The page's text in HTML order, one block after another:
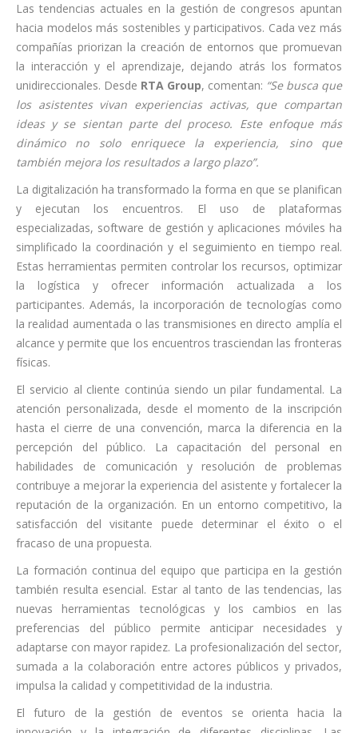
Las tendencias actuales en la gestión de congresos apuntan
hacia modelos más sostenibles y participativos. Cada vez más
compañías priorizan la creación de entornos que promuevan
la interacción y el aprendizaje, dejando atrás los formatos
unidireccionales. Desde RTA Group, comentan: “Se busca que
los asistentes vivan experiencias activas, que compartan
ideas y se sientan parte del proceso. Este enfoque más
dinámico no solo enriquece la experiencia, sino que
también mejora los resultados a largo plazo”.
La digitalización ha transformado la forma en que se planifican
y ejecutan los encuentros. El uso de plataformas
especializadas, software de gestión y aplicaciones móviles ha
simplificado la coordinación y el seguimiento en tiempo real.
Estas herramientas permiten controlar los recursos, optimizar
la logística y ofrecer información actualizada a los
participantes. Además, la incorporación de tecnologías como
la realidad aumentada o las transmisiones en directo amplía el
alcance y permite que los encuentros trasciendan las fronteras
físicas.
El servicio al cliente continúa siendo un pilar fundamental. La
atención personalizada, desde el momento de la inscripción
hasta el cierre de una convención, marca la diferencia en la
percepción del público. La capacitación del personal en
habilidades de comunicación y resolución de problemas
contribuye a mejorar la experiencia del asistente y fortalecer la
reputación de la organización. En un entorno competitivo, la
satisfacción del visitante puede determinar el éxito o el
fracaso de una propuesta.
La formación continua del equipo que participa en la gestión
también resulta esencial. Estar al tanto de las tendencias, las
nuevas herramientas tecnológicas y los cambios en las
preferencias del público permite anticipar necesidades y
adaptarse con mayor rapidez. La profesionalización del sector,
sumada a la colaboración entre actores públicos y privados,
impulsa la calidad y competitividad de la industria.
El futuro de la gestión de eventos se orienta hacia la